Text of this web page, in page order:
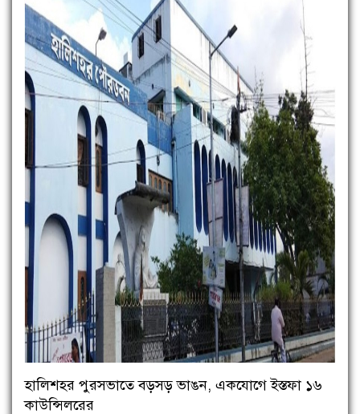
হালিশহর পুরসভাতে বড়সড় ভাঙন, একযোগে ইস্তফা ১৬
কাউন্সিলরের